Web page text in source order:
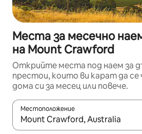
Места за месечно
на Mount Crawford
Открийте места под наем за
престои, които ви карат да
дома си за месец или повече.
Местоположение
Когато резултатите се